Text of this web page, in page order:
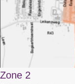
Zone 2